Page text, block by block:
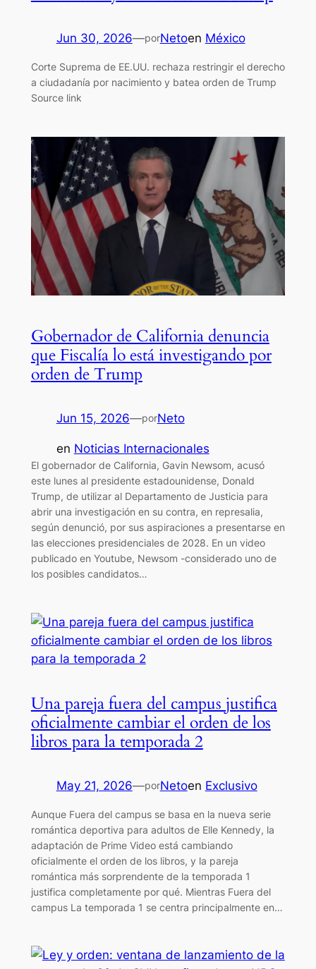
Jun 30, 2026—porNetoen México
Corte Suprema de EE.UU. rechaza restringir el derecho
a ciudadanía por nacimiento y batea orden de Trump
Source link
Gobernador de California denuncia
que Fiscalía lo está investigando por
orden de Trump
Jun 15, 2026—porNeto
en Noticias Internacionales
El gobernador de California, Gavin Newsom, acusó
este lunes al presidente estadounidense, Donald
Trump, de utilizar al Departamento de Justicia para
abrir una investigación en su contra, en represalia,
según denunció, por sus aspiraciones a presentarse en
las elecciones presidenciales de 2028. En un video
publicado en Youtube, Newsom -considerado uno de
los posibles candidatos…
Una pareja fuera del campus justifica
oficialmente cambiar el orden de los
libros para la temporada 2
May 21, 2026—porNetoen Exclusivo
Aunque Fuera del campus se basa en la nueva serie
romántica deportiva para adultos de Elle Kennedy, la
adaptación de Prime Video está cambiando
oficialmente el orden de los libros, y la pareja
romántica más sorprendente de la temporada 1
justifica completamente por qué. Mientras Fuera del
campus La temporada 1 se centra principalmente en…